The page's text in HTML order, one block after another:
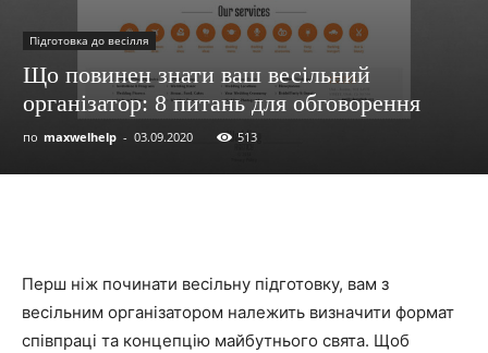
Підготовка до весілля
Що повинен знати ваш весільний
організатор: 8 питань для обговорення
по maxwelhelp - 03.09.2020 513
Перш ніж починати весільну підготовку, вам з
весільним організатором належить визначити формат
співпраці та концепцію майбутнього свята. Щоб